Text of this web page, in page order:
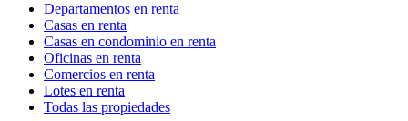
Departamentos en renta
Casas en renta
Casas en condominio en renta
Oficinas en renta
Comercios en renta
Lotes en renta
Todas las propiedades